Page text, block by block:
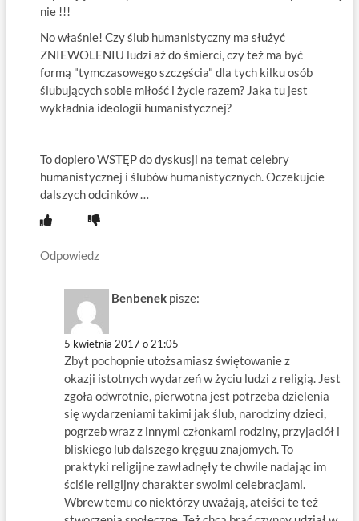
nie !!!
No właśnie! Czy ślub humanistyczny ma służyć
ZNIEWOLENIU ludzi aż do śmierci, czy też ma być
formą "tymczasowego szczęścia" dla tych kilku osób
ślubujących sobie miłość i życie razem? Jaka tu jest
wykładnia ideologii humanistycznej?
To dopiero WSTĘP do dyskusji na temat celebry
humanistycznej i ślubów humanistycznych. Oczekujcie
dalszych odcinków …
Odpowiedz
Benbenek pisze:
5 kwietnia 2017 o 21:05
Zbyt pochopnie utożsamiasz świętowanie z
okazji istotnych wydarzeń w życiu ludzi z religią. Jest
zgoła odwrotnie, pierwotna jest potrzeba dzielenia
się wydarzeniami takimi jak ślub, narodziny dzieci,
pogrzeb wraz z innymi członkami rodziny, przyjaciół i
bliskiego lub dalszego kręguu znajomych. To
praktyki religijne zawładnęły te chwile nadając im
ściśle religijny charakter swoimi celebracjami.
Wbrew temu co niektórzy uważają, ateiści te też